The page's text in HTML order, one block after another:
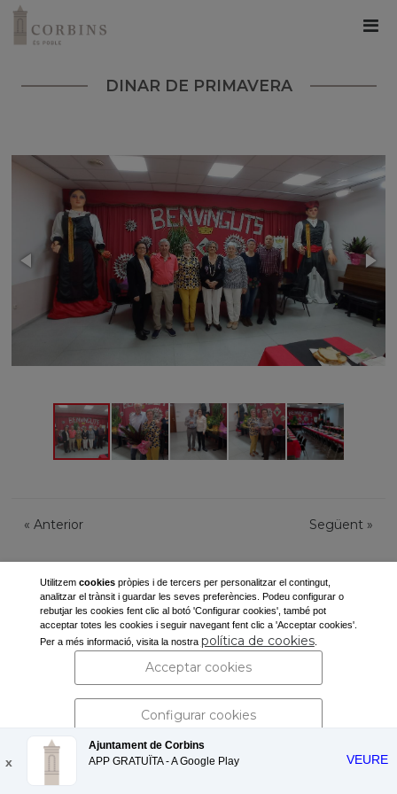
DINAR DE PRIMAVERA
«Anterior Següent »
Ajuntament de Corbins
Pl. de la Vila, s/n
25137 Corbins (Lleida)
Avís legal i política de privacitat | Protecció de dades personals
Utilitzem cookiespròpies i de tercers per personalitzar el contingut,
analitzar el trànsit i guardar les seves preferències. Podeu configurar o
rebutjar les cookies fent clic al botó 'Configurar cookies', també pot
acceptar totes les cookies i seguir navegant fent clic a 'Acceptar cookies'.
Per a més informació, visita la nostra política de cookies.
Acceptar cookies
Configurar cookies
Rebutjar cookies
x
Ajuntament de Corbins
APP GRATUÏTA - AGoogle Play VEURE